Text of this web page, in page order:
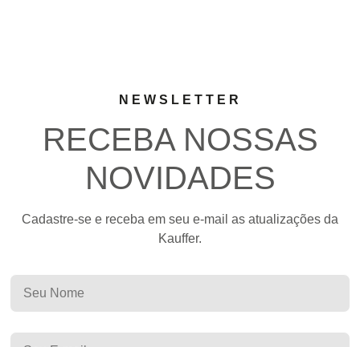
NEWSLETTER
RECEBA NOSSAS
NOVIDADES
Cadastre-se e receba em seu e-mail as atualizações da
Kauffer.